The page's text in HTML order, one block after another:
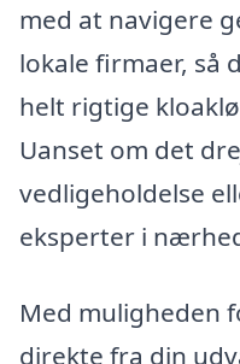
med at navigere
lokale firmaer, så
helt rigtige
Uanset om det
vedligeholdelse
eksperter i
Med muligheden
direkte fra din